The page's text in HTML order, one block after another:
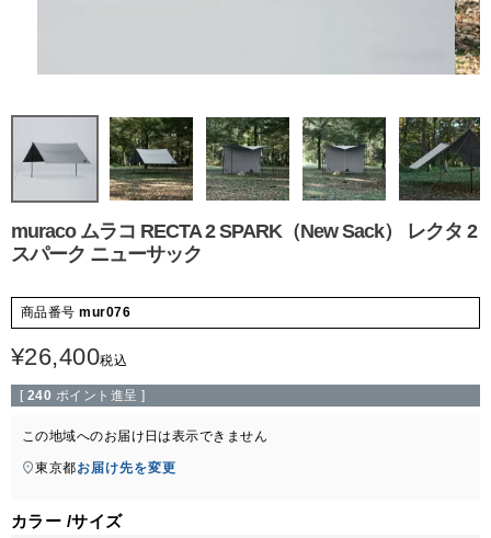
muraco ムラコ RECTA 2 SPARK（New Sack） レクタ 2
スパーク ニューサック
商品番号 mur076
¥26,400税込
[ 240 ポイント進呈 ]
この地域へのお届け日は表示できません
東京都お届け先を変更
カラー サイズ